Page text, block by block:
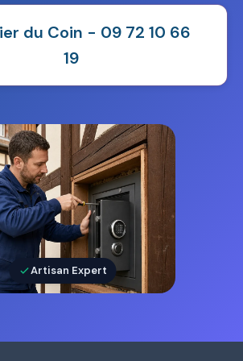
du Coin - 09 72 10 66
19
Artisan Expert